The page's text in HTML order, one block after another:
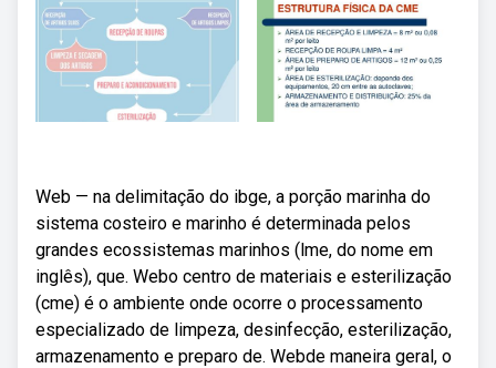
Web — na delimitação do ibge, a porção marinha do
sistema costeiro e marinho é determinada pelos
grandes ecossistemas marinhos (lme, do nome em
inglês), que. Webo centro de materiais e esterilização
(cme) é o ambiente onde ocorre o processamento
especializado de limpeza, desinfecção, esterilização,
armazenamento e preparo de. Webde maneira geral, o